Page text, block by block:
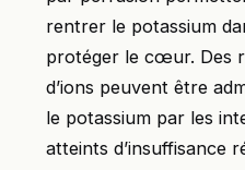
rentrer le potassium
protéger le cœur. Des
d’ions peuvent être
le potassium par les
atteints d’insuffisance